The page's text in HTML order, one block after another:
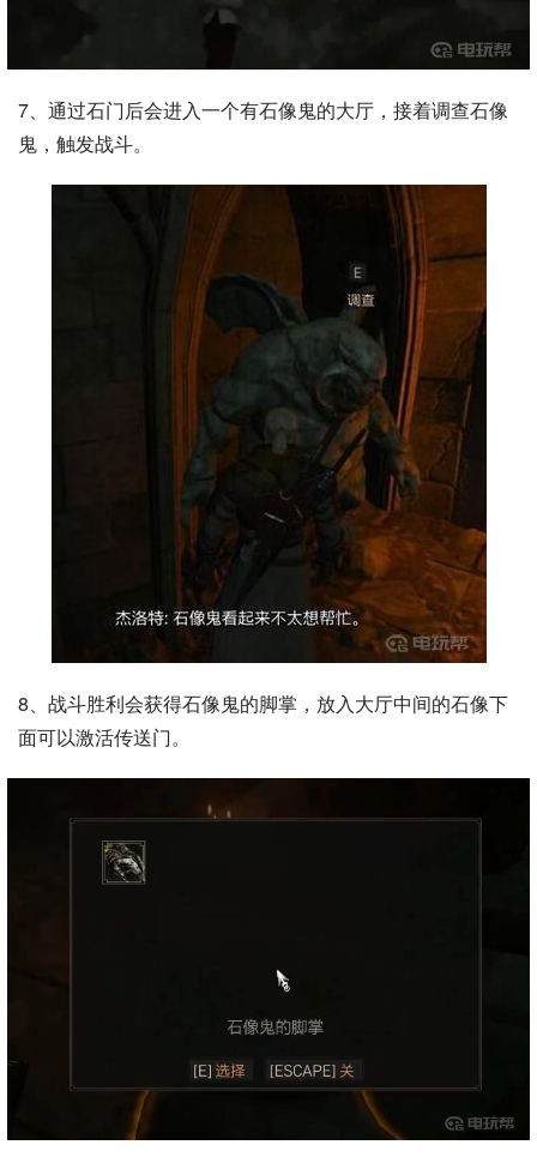
7、通过石门后会进入一个有石像鬼的大厅，接着调查石像
鬼，触发战斗。
8、战斗胜利会获得石像鬼的脚掌，放入大厅中间的石像下
面可以激活传送门。